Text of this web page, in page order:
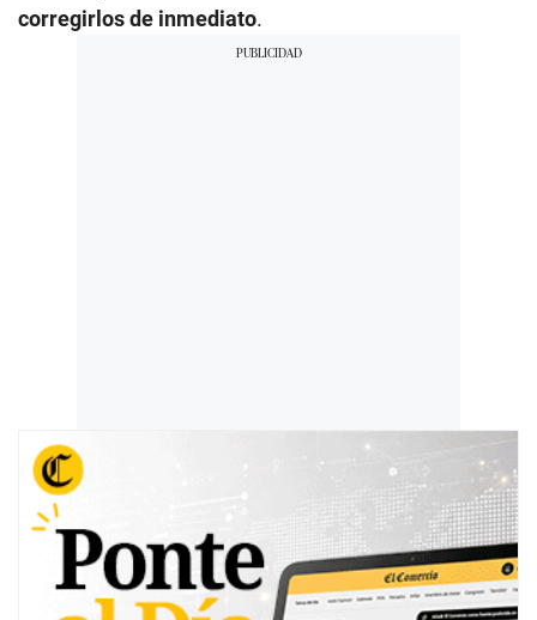
corregirlos de inmediato.